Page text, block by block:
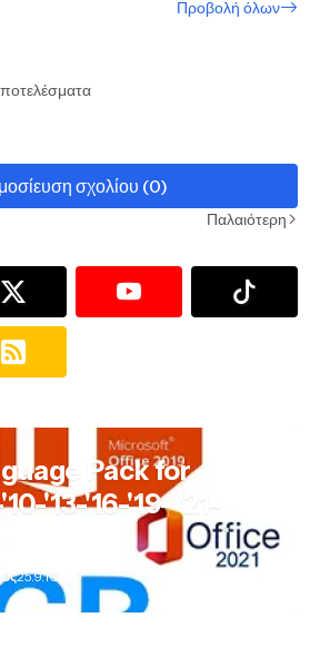
Προβολή όλων
σχολίου (0)
Παλαιότερη
Pack for
'13-'16-'19- '21-
25.9.10